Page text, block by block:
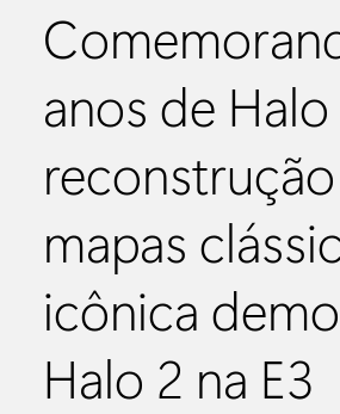
anos de Halo
mapas
icônica
Halo 2 na E3